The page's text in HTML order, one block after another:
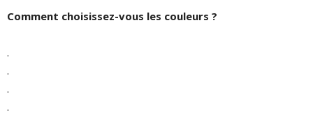
Comment choisissez-vous les couleurs ?
.
.
.
.